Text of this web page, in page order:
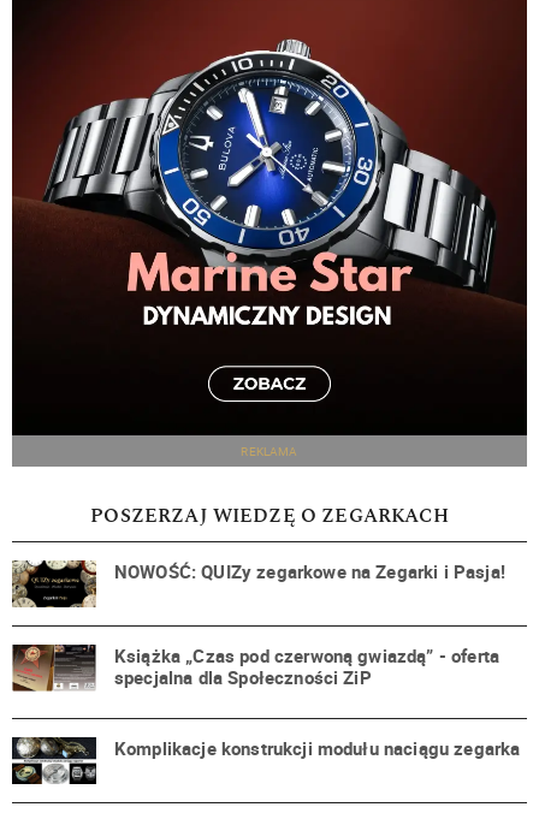
REKLAMA
POSZERZAJ WIEDZĘ O ZEGARKACH
NOWOŚĆ: QUIZy zegarkowe na Zegarki i Pasja!
Książka „Czas pod czerwoną gwiazdą” - oferta
specjalna dla Społeczności ZiP
Komplikacje konstrukcji modułu naciągu zegarka